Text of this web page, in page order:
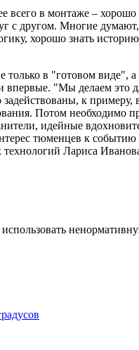
всего в монтаже –
другом. Многие
хорошо знать
только в "готовом
"Мы делаем это
к
Потом необходимо
идейные
тюменцев к
технологий Лариса